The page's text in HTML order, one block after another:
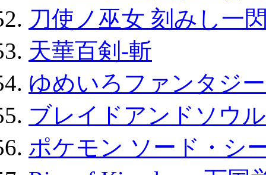
刀使ノ巫女 刻みし一
天華百剣-斬
ゆめいろファンタジ
ブレイドアンドソウ
ポケモン ソード・シ